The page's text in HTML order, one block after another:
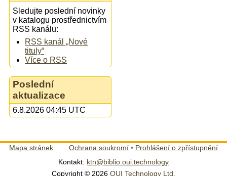
Sledujte poslední novinky
v katalogu prostřednictvím
RSS kanálu:
RSS kanál „Nové
tituly“
Více o RSS
Poslední
aktualizace
6.8.2026 04:45 UTC
Mapa stránek Ochrana soukromí • Prohlášení o zpřístupnění
Kontakt: ktn@biblio.oui.technology
Copyright © 2026 OUI Technology Ltd.